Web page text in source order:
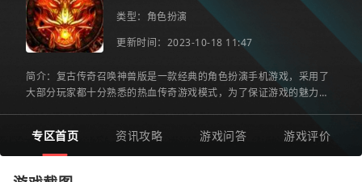
类型： 角色扮演
更新时间：2023-10-18 11:47
简介：复古传奇召唤神兽版是一款经典的角色扮演手机游戏，采用了
大部分玩家都十分熟悉的热血传奇游戏模式，为了保证游戏的魅力和
专区首页 资讯攻略 游戏问答 游戏评价